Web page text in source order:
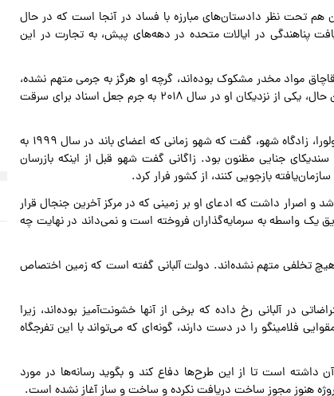
هم تحت نظر دادستان‌های مبارزه با فساد در آنجا است که در حال
پناهندگی در ایالات متحده در دهه‌های پیش، به تجارت در این
مواد مخدر مشکوک بوده‌اند، گرچه او هرگز به جرمی متهم نشده،
زیرا مقامات ایتالیا اعلام کردند شواهد کافی ندارند. با این حال، یکی از نزدیکان او در سال ۲۰۱۸ به جرم جعل اسناد برای سرقت
دریتان زاگانی، رئیس سابق واحد مبارزه با مواد مخدر در ولورا، زادگاه شهو، گفت که شهو زمانی که اعضای باند در سال ۱۹۹۹ به
جنایی مظنون بود. زاگانی گفت شهو قبل از اینکه بازرسان
بازجویی کنند، از کشور فرار کرد.
و اصرار داشت که ادعای او بر زمینی که در مرکز آخرین جنجال قرار
یک واسطه به سرمایه‌گذاران فروخته است و نمی‌داند در نهایت چه
هیچ تخلفی متهم نشده‌اند. دولت آلبانی گفته است که زمین اختصاص
در آلبانی رخ داده که برخی از آنها خشونت‌آمیز بوده‌اند، زیرا
فلامینگو را در دست دارند، گونه‌ای که می‌تواند با این تفرجگاه
آن داشته است تا از این طرح‌ها دفاع کند و بگوید رسانه‌ها در مورد
هنوز مجوز ساخت دریافت نکرده و ساخت و ساز آغاز نشده است.